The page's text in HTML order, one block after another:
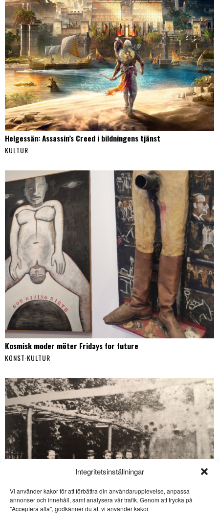
Integritetsinställningar
Vi använder kakor för att förbättra din användarupplevelse, anpassa
annonser och innehåll, samt analysera vår trafik. Genom att trycka på
"Acceptera alla", godkänner du att vi använder kakor.
Helgessän: Assassin’s Creed i bildningens tjänst
KULTUR
Kosmisk moder möter Fridays for future
KONST·KULTUR
SE ÄVEN